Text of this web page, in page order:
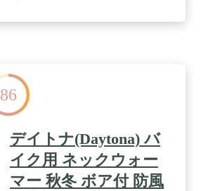
86
デイトナ(Daytona) バ
イク用 ネックウォー
マー 秋冬 ボア付 防風